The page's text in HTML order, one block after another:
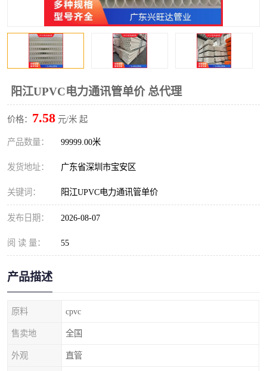
阳江UPVC电力通讯管单价 总代理
价格： 7.58 元/米 起
产品数量： 99999.00米
发货地址： 广东省深圳市宝安区
关键词： 阳江UPVC电力通讯管单价
发布日期： 2026-08-07
阅 读 量： 55
产品描述
原料 cpvc
售卖地 全国
外观 直管